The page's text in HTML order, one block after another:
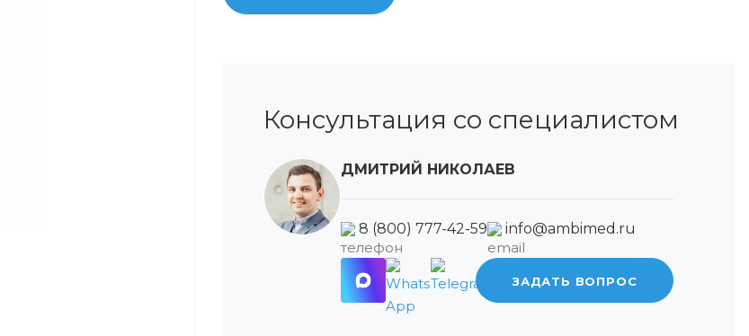
Консультация со специалистом
ДМИТРИЙ НИКОЛАЕВ
8 (800) 777-42-59 info@ambimed.ru
ЗАДАТЬ ВОПРОС